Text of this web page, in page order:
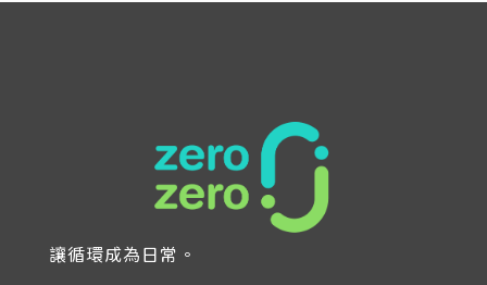
讓循環成為日常。